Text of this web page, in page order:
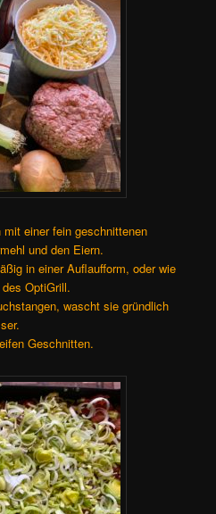
einer fein geschnittenen
und den Eiern.
in einer Auflaufform, oder wie
OptiGrill.
wascht sie gründlich
Geschnitten.